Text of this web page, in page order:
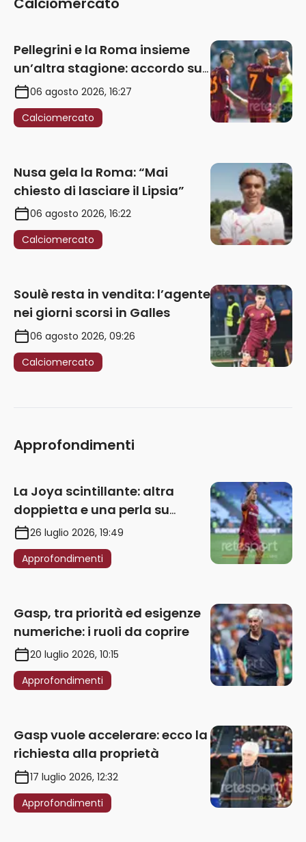
Pellegrini e la Roma insieme
un’altra stagione: accordo sul
rinnovo annuale
06 agosto 2026, 16:27
Calciomercato
Nusa gela la Roma: “Mai
chiesto di lasciare il Lipsia”
06 agosto 2026, 16:22
Calciomercato
Soulè resta in vendita: l’agente
nei giorni scorsi in Galles
06 agosto 2026, 09:26
Calciomercato
Approfondimenti
La Joya scintillante: altra
doppietta e una perla su
punizione – VIDEO
26 luglio 2026, 19:49
Approfondimenti
Gasp, tra priorità ed esigenze
numeriche: i ruoli da coprire
20 luglio 2026, 10:15
Approfondimenti
Gasp vuole accelerare: ecco la
richiesta alla proprietà
17 luglio 2026, 12:32
Approfondimenti